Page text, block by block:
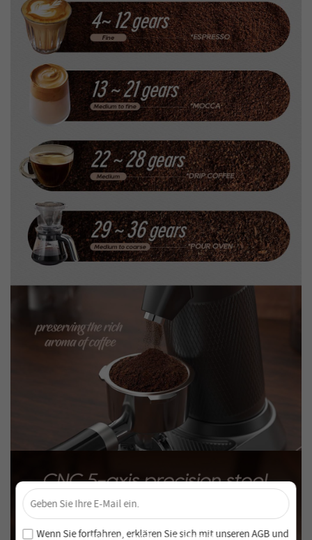
Sichere dir 4 % Rabatt – Jetzt abonnieren!
Melde dich für unseren Newsletter an und verpasse keine
exklusiven Angebote und Neuheiten!
×
Wenn Sie fortfahren, erklären Sie sich mit unserenAGBund